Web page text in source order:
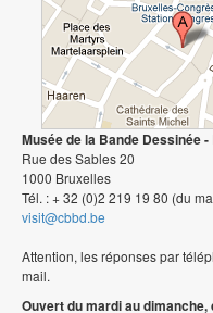
Musée de la Bande Dessinée
Rue des Sables 20
1000 Bruxelles
Tél. : + 32 (0)2 219 19 80 (du
visit@cbbd.be
Attention, les réponses par
mail.
Ouvert du mardi au